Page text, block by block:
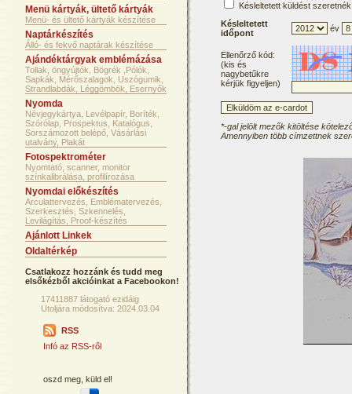
Menü kártyák, ültető kártyák
Menü- és ültető kártyák készítése
Naptárkészítés
Álló- és fekvő naptárak készítése
Ajándéktárgyak emblémázása
Tollak, öngyújtók, Bögrék ,Pólók,
Sapkák, Mérőszalagok, Uszógumik,
Strandlabdák, Léggömbök, Esernyők
Nyomda
Névjegykártya, Levélpapír, Boríték,
Szórólap, Prospektus, Katalógus,
Sorszámozott belépő, Vásárlási
utalvány, Plakát
Fotospektrométer
Nyomtató, scanner, monitor
színkalibrálása, profilírozása
Nyomdai előkészítés
Arculattervezés, Emblématervezés,
Szerkesztés, Szkennelés,
Levilágítás, Proof-készítés
Ajánlott Linkek
Oldaltérkép
Csatlakozz hozzánk és tudd meg
elsőkézből akcióinkat a Facebookon!
17411887 látogató ezidáig
Utoljára módosítva: 2024.03.04
RSS
Infó az RSS-ről
oszd meg, küld el!
Késleltetett küldést szeretnék
Késleltetett
időpont
év
Ellenőrző kód:
(kis és
nagybetűkre
kérjük figyeljen)
*-gal jelölt mezők kitöltése
Amennyiben több címzettnek